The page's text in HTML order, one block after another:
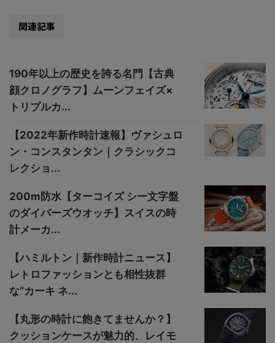
関連記事
190年以上の歴史を誇る名門【古典
顔クロノグラフ】ムーンフェイズ×
トリプルカ...
【2022年新作時計速報】ヴァシュロ
ン・コンスタンタン｜クラシックコ
レクショ...
200m防水【ターコイズ シー文字盤
のダイバーズウオッチ】スイスの時
計メーカ...
【ハミルトン｜新作時計ニュース】
レトロファッションとも相性抜群
な“カーキ ネ...
【丸形の時計に飽きてませんか？】
クッションケースが魅力的、レイモ